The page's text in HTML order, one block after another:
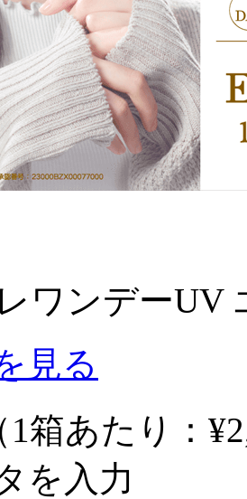
ワンデーUV
見る
1箱あたり：
を入力